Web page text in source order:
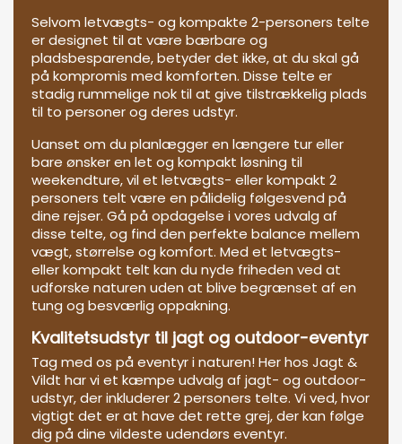
Selvom letvægts- og kompakte 2-personers telte
er designet til at være bærbare og
pladsbesparende, betyder det ikke, at du skal gå
på kompromis med komforten. Disse telte er
stadig rummelige nok til at give tilstrækkelig plads
til to personer og deres udstyr.
Uanset om du planlægger en længere tur eller
bare ønsker en let og kompakt løsning til
weekendture, vil et letvægts- eller kompakt 2
personers telt være en pålidelig følgesvend på
dine rejser. Gå på opdagelse i vores udvalg af
disse telte, og find den perfekte balance mellem
vægt, størrelse og komfort. Med et letvægts-
eller kompakt telt kan du nyde friheden ved at
udforske naturen uden at blive begrænset af en
tung og besværlig oppakning.
Kvalitetsudstyr til jagt og outdoor-eventyr
Tag med os på eventyr i naturen! Her hos Jagt &
Vildt har vi et kæmpe udvalg af jagt- og outdoor-
udstyr, der inkluderer 2 personers telte. Vi ved, hvor
vigtigt det er at have det rette grej, der kan følge
dig på dine vildeste udendørs eventyr.